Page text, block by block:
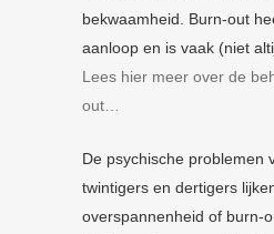
bekwaamheid. Burn-out
aanloop en is vaak (niet
Lees hier meer over de
out…
De psychische problemen
twintigers en dertigers
overspannenheid of burn-